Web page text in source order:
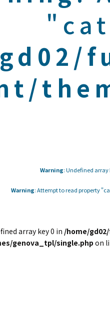
Warning: Undefined array
Warning: Attempt to read property
array key 0 in /home/
genova_tpl/single.php on